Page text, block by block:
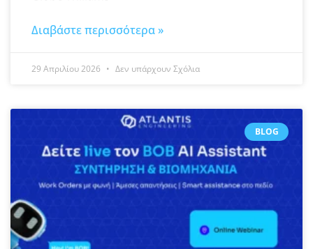
Διαβάστε περισσότερα »
29 Απριλίου 2026 Δεν υπάρχουν Σχόλια
BLOG